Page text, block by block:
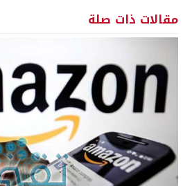
مقالات ذات صلة